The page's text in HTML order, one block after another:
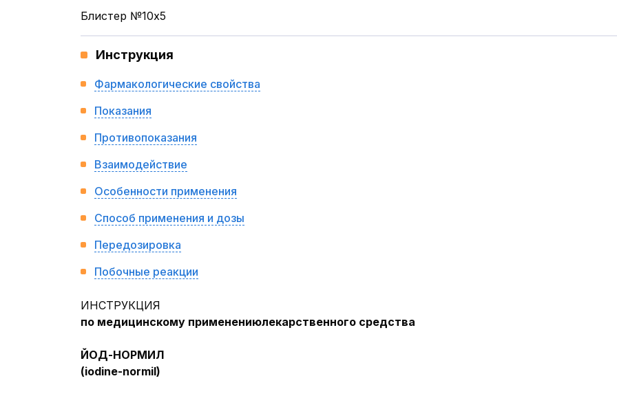
Блистер №10x5
Инструкция
Фармакологические свойства
Показания
Противопоказания
Взаимодействие
Особенности применения
Способ применения и дозы
Передозировка
Побочные реакции
ИНСТРУКЦИЯ
по медицинскому применениюлекарственного средства
ЙОД-НОРМИЛ
(iodine-normil)